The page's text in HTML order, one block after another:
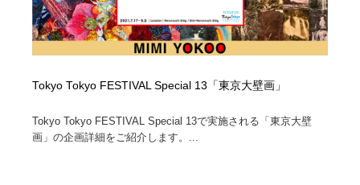
Tokyo Tokyo FESTIVAL Special 13「東京大壁画」
Tokyo Tokyo FESTIVAL Special 13で実施される「東京大壁
画」の企画詳細をご紹介します。...